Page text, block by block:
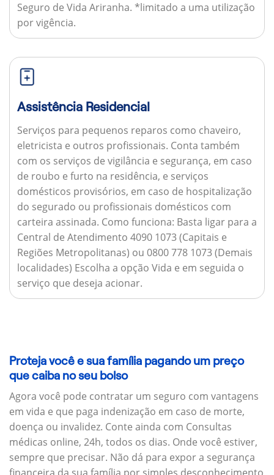
Seguro de Vida Ariranha. *limitado a uma utilização
por vigência.
Assistência Residencial
Serviços para pequenos reparos como chaveiro,
eletricista e outros profissionais. Conta também
com os serviços de vigilância e segurança, em caso
de roubo e furto na residência, e serviços
domésticos provisórios, em caso de hospitalização
do segurado ou profissionais domésticos com
carteira assinada. Como funciona: Basta ligar para a
Central de Atendimento 4090 1073 (Capitais e
Regiões Metropolitanas) ou 0800 778 1073 (Demais
localidades) Escolha a opção Vida e em seguida o
serviço que deseja acionar.
Proteja você e sua família pagando um preço
que caiba no seu bolso
Agora você pode contratar um seguro com vantagens
em vida e que paga indenização em caso de morte,
doença ou invalidez. Conte ainda com Consultas
médicas online, 24h, todos os dias. Onde você estiver,
sempre que precisar. Não dá para expor a segurança